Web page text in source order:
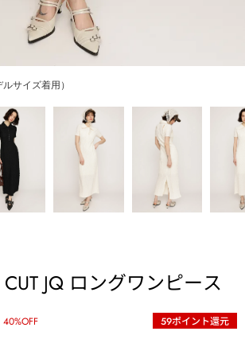
サイズ着用）
CUT JQ ロングワンピース
40%OFF 59ポイント還元